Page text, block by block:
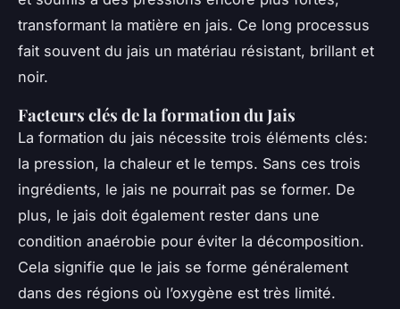
transformant la matière en jais. Ce long processus
fait souvent du jais un matériau résistant, brillant et
noir.
Facteurs clés de la formation du Jais
La formation du jais nécessite trois éléments clés:
la pression, la chaleur et le temps. Sans ces trois
ingrédients, le jais ne pourrait pas se former. De
plus, le jais doit également rester dans une
condition anaérobie pour éviter la décomposition.
Cela signifie que le jais se forme généralement
dans des régions où l’oxygène est très limité.